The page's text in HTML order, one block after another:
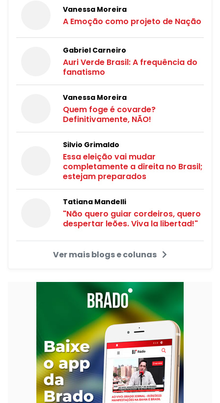
Vanessa Moreira
A Emoção como projeto de Nação
Gabriel Carneiro
Auri Verde Brasil: A frequência do
fanatismo
Vanessa Moreira
Quem foge é covarde?
Definitivamente, NÃO!
Silvio Grimaldo
Essa eleição vai mudar
completamente a direita no Brasil;
estejam preparados
Tatiana Mandelli
"Não quero guiar cordeiros, quero
despertar leões. Viva la libertad!"
Ver mais blogs e colunas